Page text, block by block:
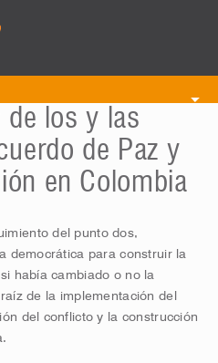
Toggle
navigation
de los y las
de Paz y
en Colombia
del punto dos,
democrática para construir la
había cambiado o no la
de la implementación del
del conflicto y la construcción